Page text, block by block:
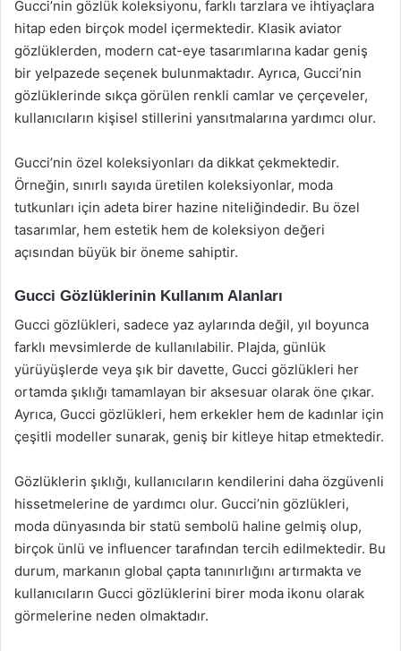
Gucci’nin gözlük koleksiyonu, farklı tarzlara ve ihtiyaçlara
hitap eden birçok model içermektedir. Klasik aviator
gözlüklerden, modern cat-eye tasarımlarına kadar geniş
bir yelpazede seçenek bulunmaktadır. Ayrıca, Gucci’nin
gözlüklerinde sıkça görülen renkli camlar ve çerçeveler,
kullanıcıların kişisel stillerini yansıtmalarına yardımcı olur.
Gucci’nin özel koleksiyonları da dikkat çekmektedir.
Örneğin, sınırlı sayıda üretilen koleksiyonlar, moda
tutkunları için adeta birer hazine niteliğindedir. Bu özel
tasarımlar, hem estetik hem de koleksiyon değeri
açısından büyük bir öneme sahiptir.
Gucci Gözlüklerinin Kullanım Alanları
Gucci gözlükleri, sadece yaz aylarında değil, yıl boyunca
farklı mevsimlerde de kullanılabilir. Plajda, günlük
yürüyüşlerde veya şık bir davette, Gucci gözlükleri her
ortamda şıklığı tamamlayan bir aksesuar olarak öne çıkar.
Ayrıca, Gucci gözlükleri, hem erkekler hem de kadınlar için
çeşitli modeller sunarak, geniş bir kitleye hitap etmektedir.
Gözlüklerin şıklığı, kullanıcıların kendilerini daha özgüvenli
hissetmelerine de yardımcı olur. Gucci’nin gözlükleri,
moda dünyasında bir statü sembolü haline gelmiş olup,
birçok ünlü ve influencer tarafından tercih edilmektedir. Bu
durum, markanın global çapta tanınırlığını artırmakta ve
kullanıcıların Gucci gözlüklerini birer moda ikonu olarak
görmelerine neden olmaktadır.